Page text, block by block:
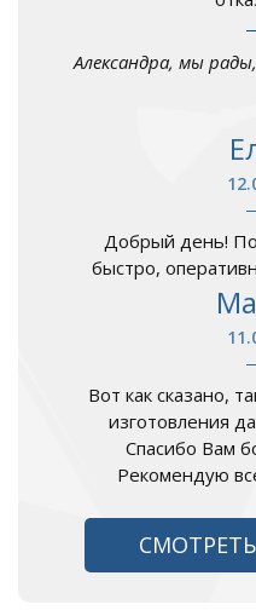
Александра, мы
Добрый день!
быстро,
Вот как сказано,
изготовления
Спасибо Вам
Рекомендую